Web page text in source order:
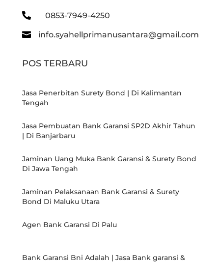
 0853-7949-4250
 info.syahellprimanusantara@gmail.com
POS TERBARU
Jasa Penerbitan Surety Bond | Di Kalimantan
Tengah
Jasa Pembuatan Bank Garansi SP2D Akhir Tahun
| Di Banjarbaru
Jaminan Uang Muka Bank Garansi & Surety Bond
Di Jawa Tengah
Jaminan Pelaksanaan Bank Garansi & Surety
Bond Di Maluku Utara
Agen Bank Garansi Di Palu
Bank Garansi Bni Adalah | Jasa Bank garansi &